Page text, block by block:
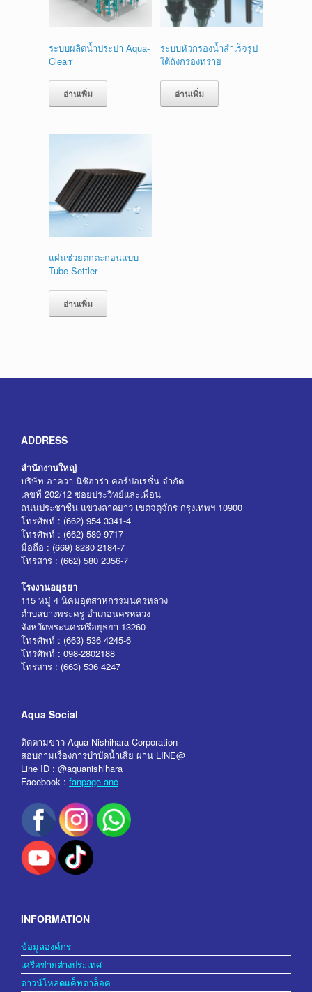
ระบบผลิตน้ำประปา Aqua-
Clearr
อ่านเพิ่ม
ระบบหัวกรองน้ำสำเร็จรูป
ใต้ถังกรองทราย
อ่านเพิ่ม
แผ่นช่วยตกตะกอนแบบ
Tube Settler
อ่านเพิ่ม
ADDRESS
สำนักงานใหญ่
บริษัท อาควา นิชิฮาร่า คอร์ปอเรชั่น จำกัด
เลขที่ 202/12 ซอยประวิทย์และเพื่อน
ถนนประชาชื่น แขวงลาดยาว เขตจตุจักร กรุงเทพฯ 10900
โทรศัพท์ : (662) 954 3341-4
โทรศัพท์ : (662) 589 9717
มือถือ : (669) 8280 2184-7
โทรสาร : (662) 580 2356-7
โรงงานอยุธยา
115 หมู่ 4 นิคมอุตสาหกรรมนครหลวง
ตำบลบางพระครู อำเภอนครหลวง
จังหวัดพระนครศรีอยุธยา 13260
โทรศัพท์ : (663) 536 4245-6
โทรศัพท์ : 098-2802188
โทรสาร : (663) 536 4247
Aqua Social
ติดตามข่าว Aqua Nishihara Corporation
สอบถามเรื่องการบำบัดน้ำเสีย ผ่าน LINE@
Line ID : @aquanishihara
Facebook : fanpage.anc
INFORMATION
ข้อมูลองค์กร
เครือข่ายต่างประเทศ
ดาวน์โหลดแค็ทตาล็อค